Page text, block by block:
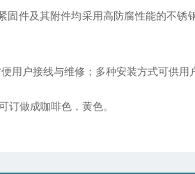
固件及其附件均采用高防腐性能的不
用户接线与维修；多种安装方式可供用
订做成咖啡色，黄色。